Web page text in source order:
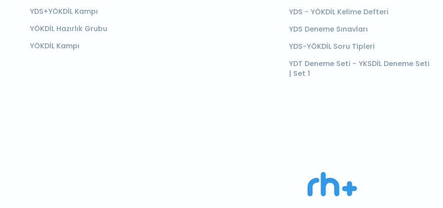
YDS+YÖKDİL Kampı
YÖKDİL Hazırlık Grubu
YÖKDİL Kampı
YDS - YÖKDİL Kelime Defteri
YDS Deneme Sınavları
YDS-YÖKDİL Soru Tipleri
YDT Deneme Seti - YKSDİL Deneme Seti
| Set 1